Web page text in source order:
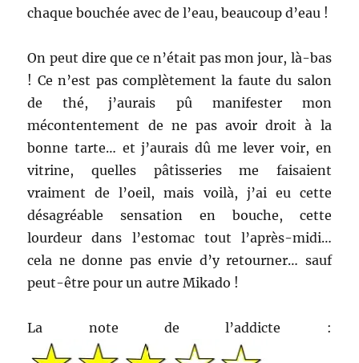
chaque bouchée avec de l’eau, beaucoup d’eau !
On peut dire que ce n’était pas mon jour, là-bas
! Ce n’est pas complètement la faute du salon
de thé, j’aurais pû manifester mon
mécontentement de ne pas avoir droit à la
bonne tarte… et j’aurais dû me lever voir, en
vitrine, quelles pâtisseries me faisaient
vraiment de l’oeil, mais voilà, j’ai eu cette
désagréable sensation en bouche, cette
lourdeur dans l’estomac tout l’après-midi…
cela ne donne pas envie d’y retourner… sauf
peut-être pour un autre Mikado !
La note de l’addicte :